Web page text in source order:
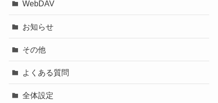
WebDAV
お知らせ
その他
よくある質問
全体設定